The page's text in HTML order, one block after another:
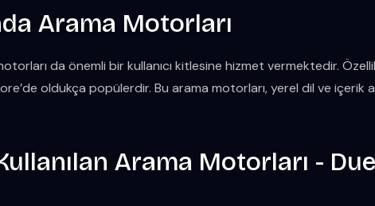
Arama Motorları
da önemli bir kullanıcı kitlesine hizmet vermektedir.
oldukça popülerdir. Bu arama motorları, yerel dil ve içerik